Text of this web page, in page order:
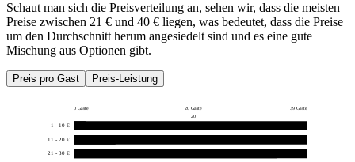
Schaut man sich die Preisverteilung an, sehen wir, dass die meisten
Preise zwischen 21 € und 40 € liegen, was bedeutet, dass die Preise
um den Durchschnitt herum angesiedelt sind und es eine gute
Mischung aus Optionen gibt.
Preis pro Gast Preis-Leistung
0 Gäste 20 Gäste
39 Gäste
20
1 - 10 €
11 - 20 €
21 - 30 €